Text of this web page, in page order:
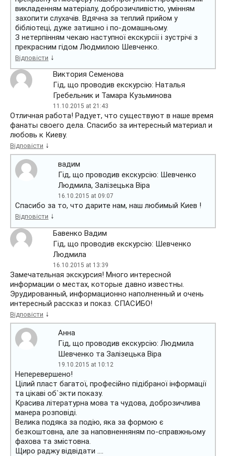
викладенням матеріалу, доброзичливістю, умінням
захопити слухачів. Вдячна за теплий прийом у
бібліотеці, дуже затишно і по-домашньому.
З нетерпінням чекаю наступної екскурсії і зустрічі з
прекрасним гідом Людмилою Шевченко.
Відповісти ↓
Виктория Семенова
Гід, що проводив екскурсію: Наталья
Гребельник и Тамара Кузьминова
11.10.2015 at 21:43
Отличная работа! Радует, что существуют в наше время
фанаты своего дела. Спасибо за интересный материал и
любовь к Киеву.
Відповісти ↓
вадим
Гід, що проводив екскурсію: Шевченко
Людмила, Залізецька Віра
16.10.2015 at 09:07
Спасибо за то, что дарите нам, наш любимый Киев !
Відповісти ↓
Бавенко Вадим
Гід, що проводив екскурсію: Шевченко
Людмила
16.10.2015 at 13:39
Замечательная экскурсия! Много интересной
информации о местах, которые давно известны.
Эрудированный, информационно наполненный и очень
интересный рассказ и показ. СПАСИБО!
Відповісти ↓
Анна
Гід, що проводив екскурсію: Людмила
Шевченко та Залізецька Віра
19.10.2015 at 10:12
Неперевершено!
Цілий пласт багатої, професійно підібраної інформації
та цікаві об`экти показу.
Красива літературна мова та чудова, доброзичлива
манера розповіді.
Велика подяка за подію, яка за формою є
безкоштовна, але за наповненняням по-справжньому
фахова та змістовна.
Щиро раджу відвідати ….